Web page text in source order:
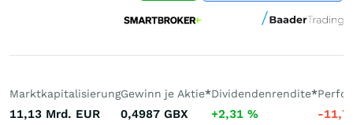
Marktkapitalisierung
11,13 Mrd. EUR
Gewinn je Aktie*
0,4987 GBX
Dividendenrendite*
+2,31 % -